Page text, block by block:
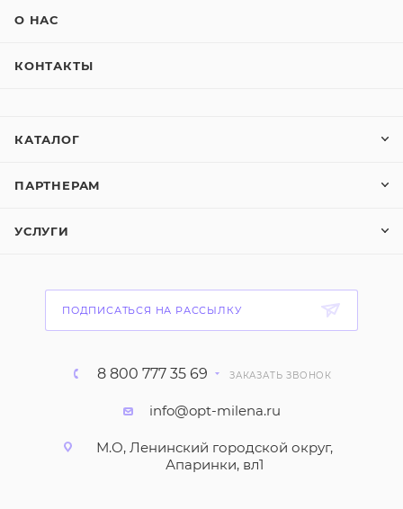
О НАС
КОНТАКТЫ
КАТАЛОГ
ПАРТНЕРАМ
УСЛУГИ
ПОДПИСАТЬСЯ НА РАССЫЛКУ
8 800 777 35 69 ЗАКАЗАТЬ ЗВОНОК
info@opt-milena.ru
М.О, Ленинский городской округ,
Апаринки, вл1